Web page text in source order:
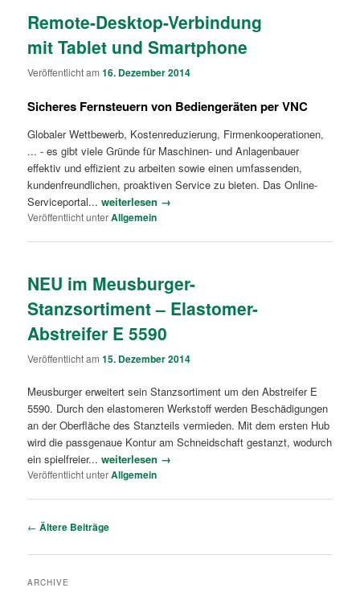
Remote-Desktop-Verbindung
mit Tablet und Smartphone
Veröffentlicht am16. Dezember 2014
Sicheres Fernsteuern von Bediengeräten per VNC
Globaler Wettbewerb, Kostenreduzierung, Firmenkooperationen,
... - es gibt viele Gründe für Maschinen- und Anlagenbauer
effektiv und effizient zu arbeiten sowie einen umfassenden,
kundenfreundlichen, proaktiven Service zu bieten. Das Online-
Serviceportal...weiterlesen →
Veröffentlicht unterAllgemein
NEU im Meusburger-
Stanzsortiment – Elastomer-
Abstreifer E 5590
Veröffentlicht am15. Dezember 2014
Meusburger erweitert sein Stanzsortiment um den Abstreifer E
5590. Durch den elastomeren Werkstoff werden Beschädigungen
an der Oberfläche des Stanzteils vermieden. Mit dem ersten Hub
wird die passgenaue Kontur am Schneidschaft gestanzt, wodurch
ein spielfreier...weiterlesen →
Veröffentlicht unterAllgemein
Artikelnavigation
← Ältere Beiträge
ARCHIVE